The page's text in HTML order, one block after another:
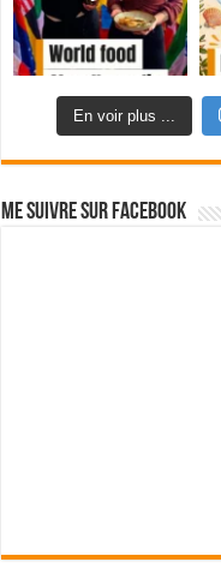
En voir plus ...
Me suivre sur Facebook